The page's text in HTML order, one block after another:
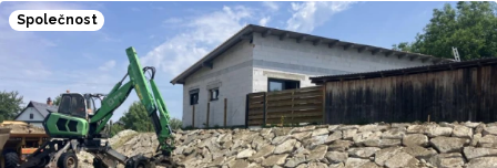
Na konci června vznikla na Facebooku stránka s názvem
Poděbrady bez závor a nelegálního parkovného, která
upozorňuje na nevyhovujcí situaci s parkováním
u oblíbeného olomouckého letoviska. Za iniciativou stojí
zastupitel města Olomouce, na jeho přání nebudeme
uvádět jeho identitu.
Společnost